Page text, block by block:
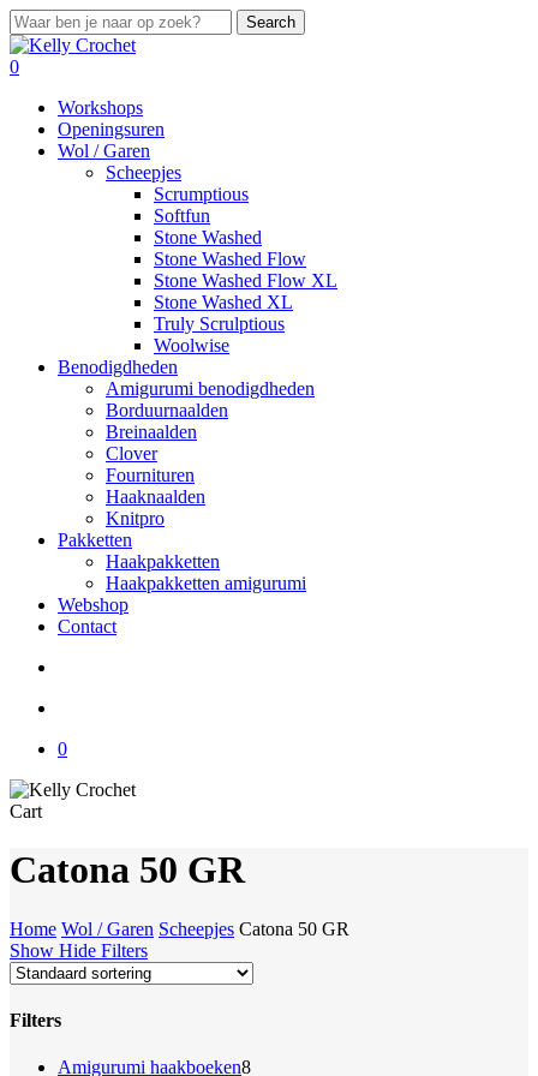
Skip
to
main
Search
Close
Search
search
account
0
Workshops
Openingsuren
Wol / Garen
Scheepjes
Scrumptious
Softfun
Stone Washed
Stone Washed Flow
Stone Washed Flow XL
Stone Washed XL
Truly Scrulptious
Woolwise
Benodigdheden
Amigurumi benodigdheden
Borduurnaalden
Breinaalden
Clover
Fournituren
Haaknaalden
Knitpro
Pakketten
Haakpakketten
Haakpakketten amigurumi
Webshop
Contact
0
CartClose
Catona 50 GR
Home Wol / Garen Scheepjes Catona 50 GR
Show Hide Filters
Filters
Close
Amigurumi haakboeken88